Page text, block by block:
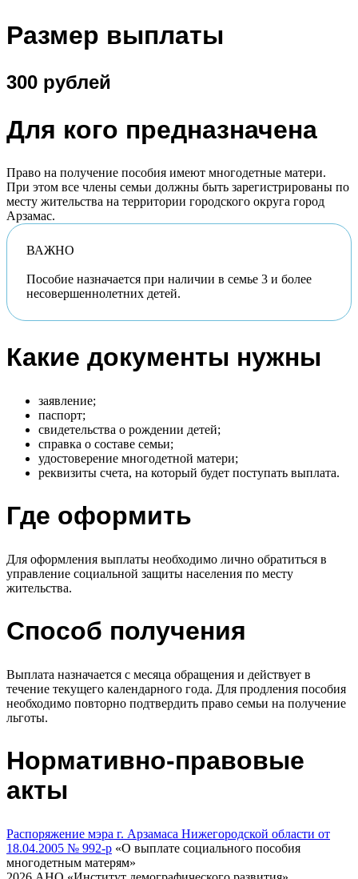
Размер выплаты
300 рублей
Для кого предназначена
Право на получение пособия имеют многодетные матери.
При этом все члены семьи должны быть зарегистрированы по
месту жительства на территории городского округа город
Арзамас.
ВАЖНО
Пособие назначается при наличии в семье 3 и более
несовершеннолетних детей.
Какие документы нужны
заявление;
паспорт;
свидетельства о рождении детей;
справка о составе семьи;
удостоверение многодетной матери;
реквизиты счета, на который будет поступать выплата.
Где оформить
Для оформления выплаты необходимо лично обратиться в
управление социальной защиты населения по месту
жительства.
Способ получения
Выплата назначается с месяца обращения и действует в
течение текущего календарного года. Для продления пособия
необходимо повторно подтвердить право семьи на получение
льготы.
Нормативно-правовые
акты
Распоряжение мэра г. Арзамаса Нижегородской области от
18.04.2005 № 992-р «О выплате социального пособия
многодетным матерям»